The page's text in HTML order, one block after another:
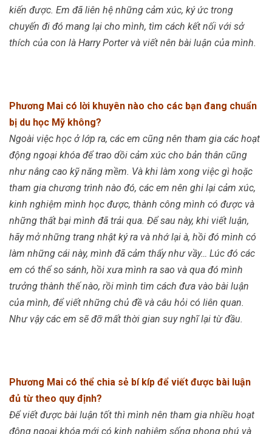
kiến được. Em đã liên hệ những cảm xúc, ký ức trong
chuyến đi đó mang lại cho mình, tìm cách kết nối với sở
thích của con là Harry Porter và viết nên bài luận của mình.
Phương Mai có lời khuyên nào cho các bạn đang chuẩn
bị du học Mỹ không?
Ngoài việc học ở lớp ra, các em cũng nên tham gia các hoạt
động ngoại khóa để trao dồi cảm xúc cho bản thân cũng
như nâng cao kỹ năng mềm. Và khi làm xong việc gì hoặc
tham gia chương trình nào đó, các em nên ghi lại cảm xúc,
kinh nghiệm mình học được, thành công mình có được và
những thất bại mình đã trải qua. Để sau này, khi viết luận,
hãy mở những trang nhật ký ra và nhớ lại à, hồi đó mình có
làm những cái này, mình đã cảm thấy như vầy… Lúc đó các
em có thể so sánh, hồi xưa mình ra sao và qua đó mình
trưởng thành thế nào, rồi mình tìm cách đưa vào bài luận
của mình, để viết những chủ đề và câu hỏi có liên quan.
Như vậy các em sẽ đỡ mất thời gian suy nghĩ lại từ đầu.
Phương Mai có thể chia sẻ bí kíp để viết được bài luận
đủ từ theo quy định?
Để viết được bài luận tốt thì mình nên tham gia nhiều hoạt
đông ngoại khóa mới có kinh nghiệm sống phong phú và